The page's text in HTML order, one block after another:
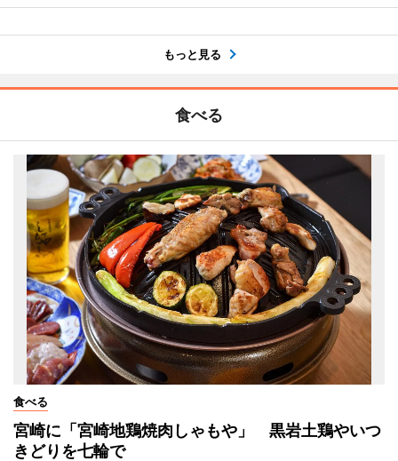
もっと見る
食べる
食べる
宮崎に「宮崎地鶏焼肉しゃもや」 黒岩土鶏やいつ
きどりを七輪で